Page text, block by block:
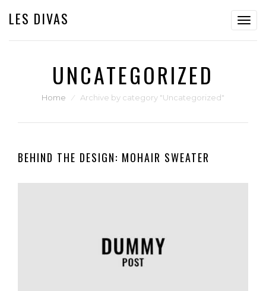
LES DIVAS
UNCATEGORIZED
Home ⁄ Archive by category "Uncategorized"
BEHIND THE DESIGN: MOHAIR SWEATER